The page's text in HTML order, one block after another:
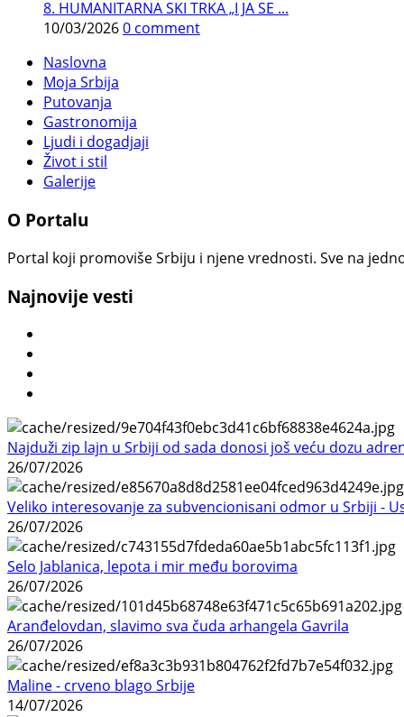
8. HUMANITARNA SKI TRKA „I JA SE ...
10/03/20260 comment
Naslovna
Moja Srbija
Putovanja
Gastronomija
Ljudi i dogadjaji
Život i stil
Galerije
O Portalu
Portal koji promoviše Srbiju i njene vrednosti. Sve na
Najnovije vesti
Najduži zip lajn u Srbiji od sada donosi još veću dozu
26/07/2026
Veliko interesovanje za subvencionisani odmor u Srbiji -
26/07/2026
Selo Jablanica, lepota i mir među borovima
26/07/2026
Aranđelovdan, slavimo sva čuda arhangela Gavrila
26/07/2026
Maline - crveno blago Srbije
14/07/2026